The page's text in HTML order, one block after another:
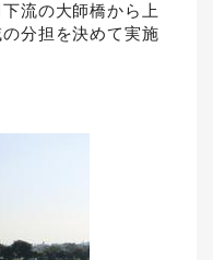
流の大師橋から上
分担を決めて実施